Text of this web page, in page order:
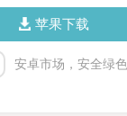
苹果下载
安卓市场，安全绿色